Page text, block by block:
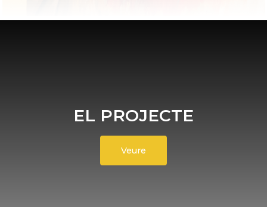
EL PROJECTE
Veure